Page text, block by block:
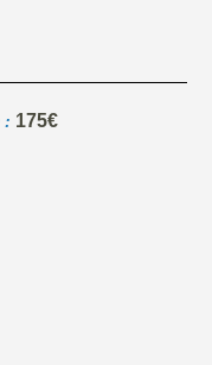
: 175€